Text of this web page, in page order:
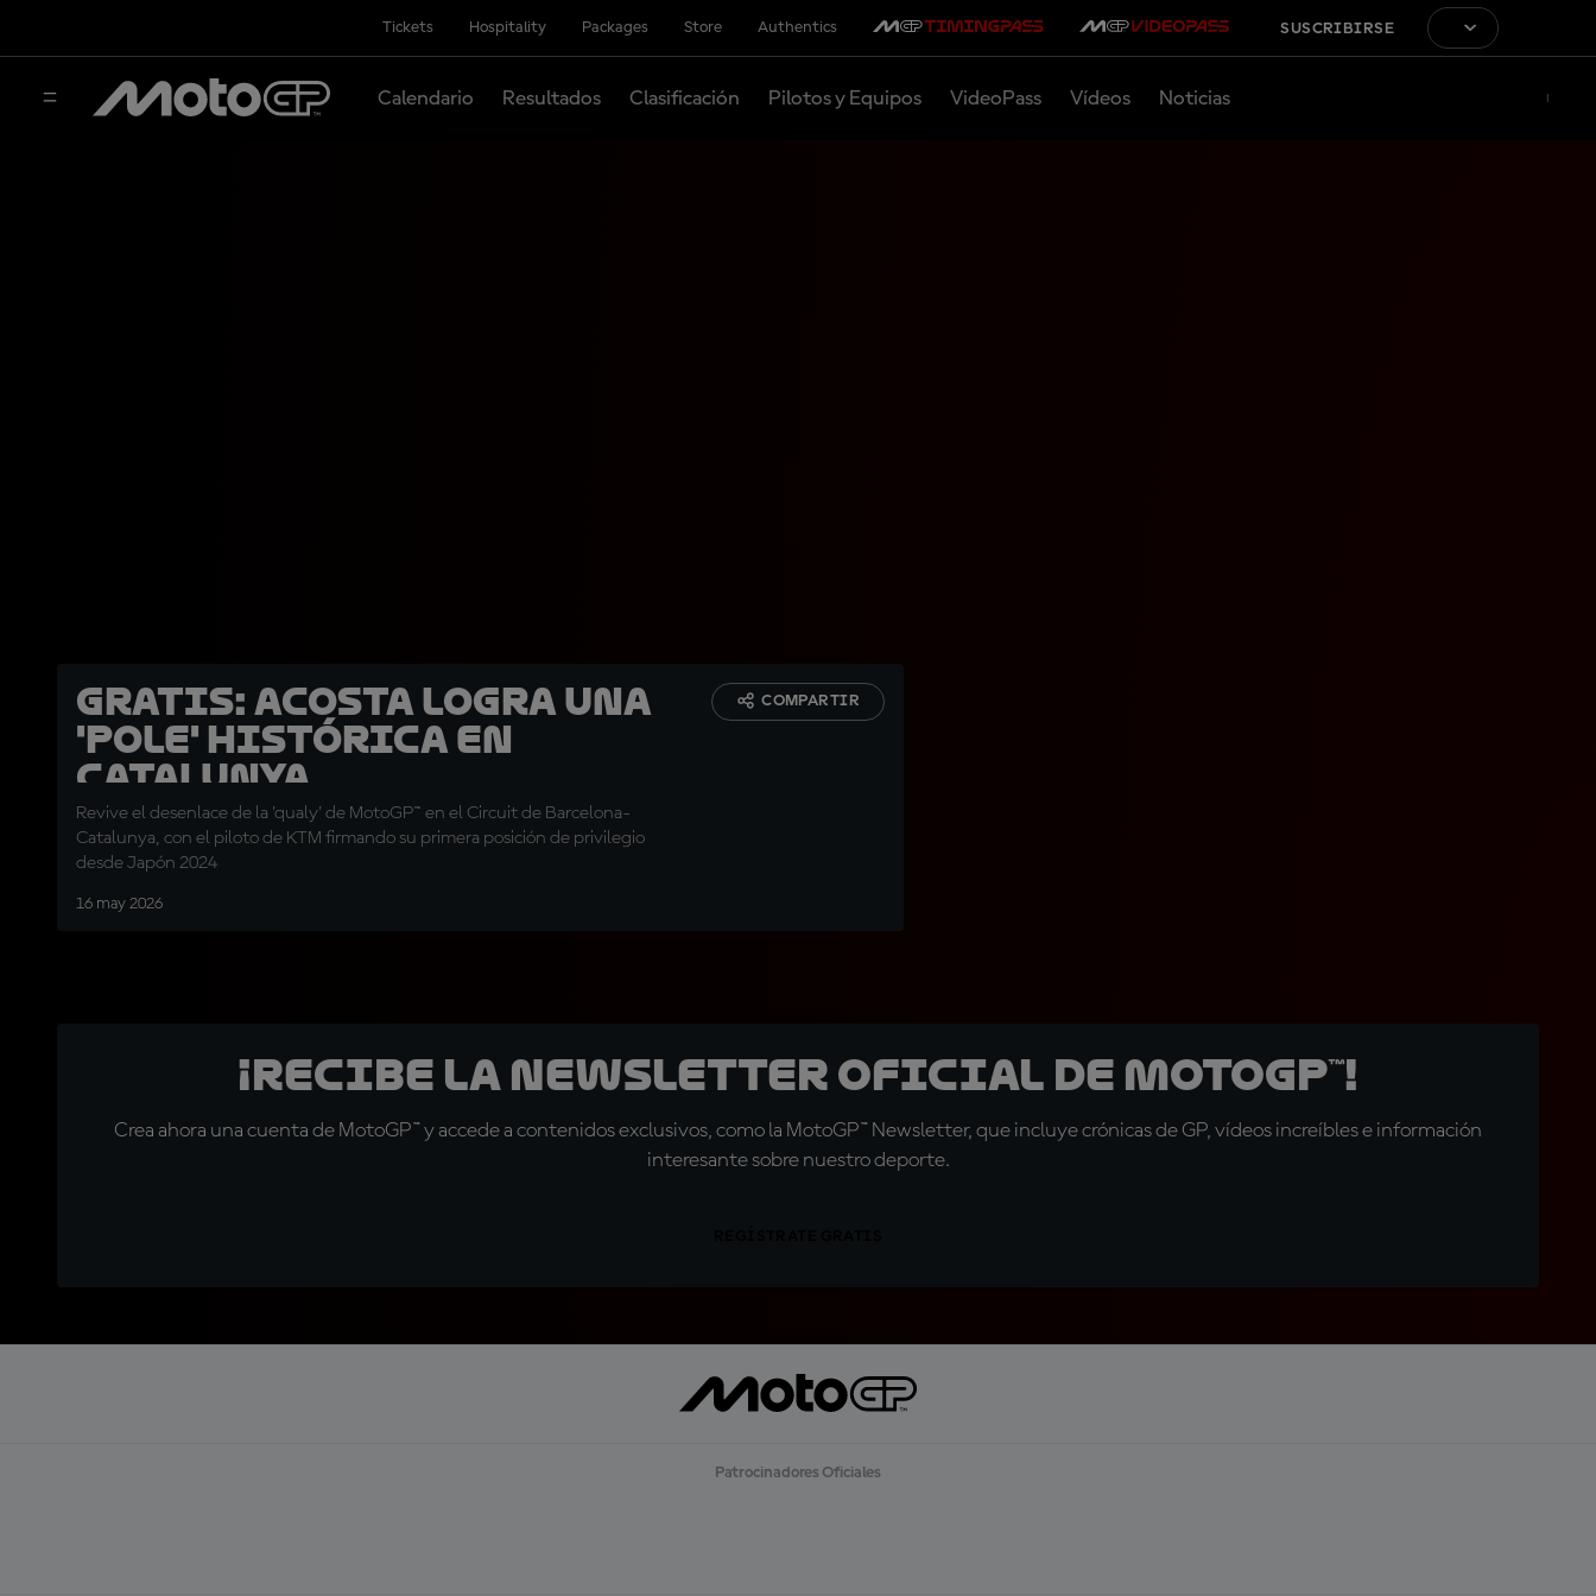
Tickets Hospitality Packages Store Authentics SUSCRIBIRSE
Calendario Resultados Clasificación Pilotos y Equipos VideoPass Vídeos Noticias
GRATIS: Acosta logra una
'pole' histórica en
Catalunya
Revive el desenlace de la 'qualy' de MotoGP™ en el Circuit de Barcelona-
Catalunya, con el piloto de KTM firmando su primera posición de privilegio
desde Japón 2024
16 may 2026
COMPARTIR
¡Recibe la Newsletter oficial de MotoGP™!
Crea ahora una cuenta de MotoGP™ y accede a contenidos exclusivos, como la MotoGP™ Newsletter, que incluye crónicas de GP, vídeos increíbles e información
interesante sobre nuestro deporte.
Patrocinadores Oficiales